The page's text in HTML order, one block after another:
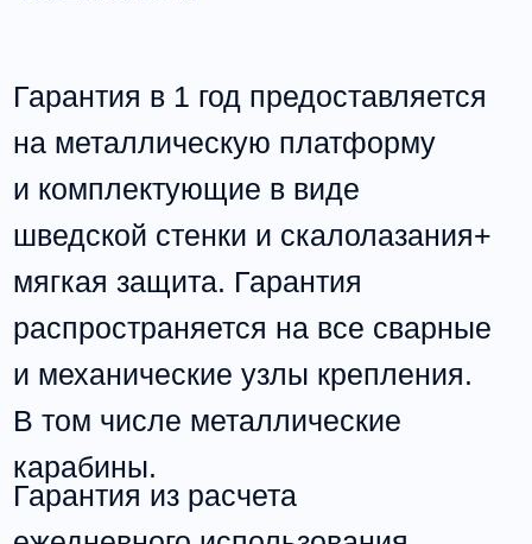
не подошел по каким-либо
причинам, вправе возвратить
товар продавцу в течение
четырнадцати дней после покупки,
не считая сам день покупки.
Условиями для возврата
товара в данном случае
являются:
соблюдение 14-дневного срока;
сохранение товарного вида,
ярлыков, этикеток;